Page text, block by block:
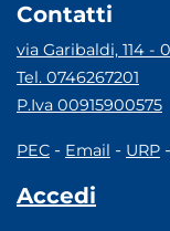
Contatti
via Garibaldi, 114 -
Tel. 0746267201
P.Iva 00915900575
PEC - Email - URP -
Accedi